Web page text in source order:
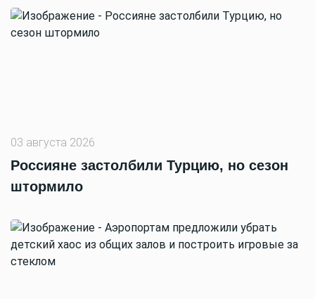
03 августа 2026
Россияне застолбили Турцию, но сезон
штормило